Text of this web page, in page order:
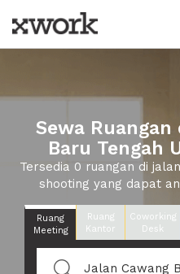
Sewa
Baru Tengah
Tersedia 0 ruangan di
shooting yang dapat
Ruang
Meeting
Ruang
Kantor
Coworking
Desk